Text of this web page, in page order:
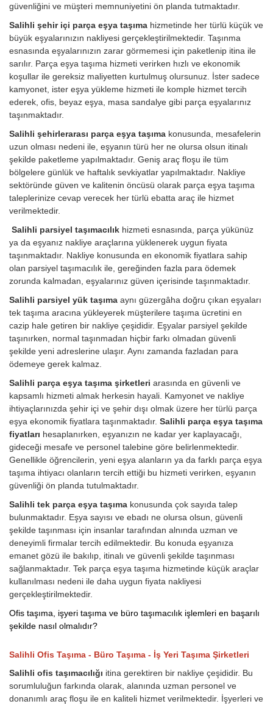
güvenliğini ve müşteri memnuniyetini ön planda tutmaktadır.
Salihli şehir içi parça eşya taşıma hizmetinde her türlü küçük ve
büyük eşyalarınızın nakliyesi gerçekleştirilmektedir. Taşınma
esnasında eşyalarınızın zarar görmemesi için paketlenip itina ile
sarılır. Parça eşya taşıma hizmeti verirken hızlı ve ekonomik
koşullar ile gereksiz maliyetten kurtulmuş olursunuz. İster sadece
kamyonet, ister eşya yükleme hizmeti ile komple hizmet tercih
ederek, ofis, beyaz eşya, masa sandalye gibi parça eşyalarınız
taşınmaktadır.
Salihli şehirlerarası parça eşya taşıma konusunda, mesafelerin
uzun olması nedeni ile, eşyanın türü her ne olursa olsun itinalı
şekilde paketleme yapılmaktadır. Geniş araç floşu ile tüm
bölgelere günlük ve haftalık sevkiyatlar yapılmaktadır. Nakliye
sektöründe güven ve kalitenin öncüsü olarak parça eşya taşıma
taleplerinize cevap verecek her türlü ebatta araç ile hizmet
verilmektedir.
Salihli parsiyel taşımacılık hizmeti esnasında, parça yükünüz
ya da eşyanız nakliye araçlarına yüklenerek uygun fiyata
taşınmaktadır. Nakliye konusunda en ekonomik fiyatlara sahip
olan parsiyel taşımacılık ile, gereğinden fazla para ödemek
zorunda kalmadan, eşyalarınız güven içerisinde taşınmaktadır.
Salihli parsiyel yük taşıma aynı güzergâha doğru çıkan eşyaları
tek taşıma aracına yükleyerek müşterilere taşıma ücretini en
cazip hale getiren bir nakliye çeşididir. Eşyalar parsiyel şekilde
taşınırken, normal taşınmadan hiçbir farkı olmadan güvenli
şekilde yeni adreslerine ulaşır. Aynı zamanda fazladan para
ödemeye gerek kalmaz.
Salihli parça eşya taşıma şirketleri arasında en güvenli ve
kapsamlı hizmeti almak herkesin hayali. Kamyonet ve nakliye
ihtiyaçlarınızda şehir içi ve şehir dışı olmak üzere her türlü parça
eşya ekonomik fiyatlara taşınmaktadır. Salihli parça eşya taşıma
fiyatları hesaplanırken, eşyanızın ne kadar yer kaplayacağı,
gideceği mesafe ve personel talebine göre belirlenmektedir.
Genellikle öğrencilerin, yeni eşya alanların ya da farklı parça eşya
taşıma ihtiyacı olanların tercih ettiği bu hizmeti verirken, eşyanın
güvenliği ön planda tutulmaktadır.
Salihli tek parça eşya taşıma konusunda çok sayıda talep
bulunmaktadır. Eşya sayısı ve ebadı ne olursa olsun, güvenli
şekilde taşınması için insanlar tarafından alnında uzman ve
deneyimli firmalar tercih edilmektedir. Bu konuda eşyanıza
emanet gözü ile bakılıp, itinalı ve güvenli şekilde taşınması
sağlanmaktadır. Tek parça eşya taşıma hizmetinde küçük araçlar
kullanılması nedeni ile daha uygun fiyata nakliyesi
gerçekleştirilmektedir.
Ofis taşıma, işyeri taşıma ve büro taşımacılık işlemleri en başarılı
şekilde nasıl olmalıdır?
Salihli Ofis Taşıma - Büro Taşıma - İş Yeri Taşıma Şirketleri
Salihli ofis taşımacılığı itina gerektiren bir nakliye çeşididir. Bu
sorumluluğun farkında olarak, alanında uzman personel ve
donanımlı araç floşu ile en kaliteli hizmet verilmektedir. İşyerleri ve